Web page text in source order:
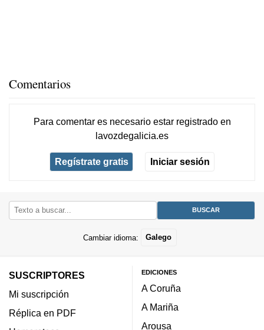
Comentarios
Para comentar es necesario estar registradoen
lavozdegalicia.es
Regístrate gratis Iniciar sesión
Cambiar idioma: Galego
SUSCRIPTORES
Mi suscripción
Réplica en PDF
EDICIONES
A Coruña
A Mariña
Arousa